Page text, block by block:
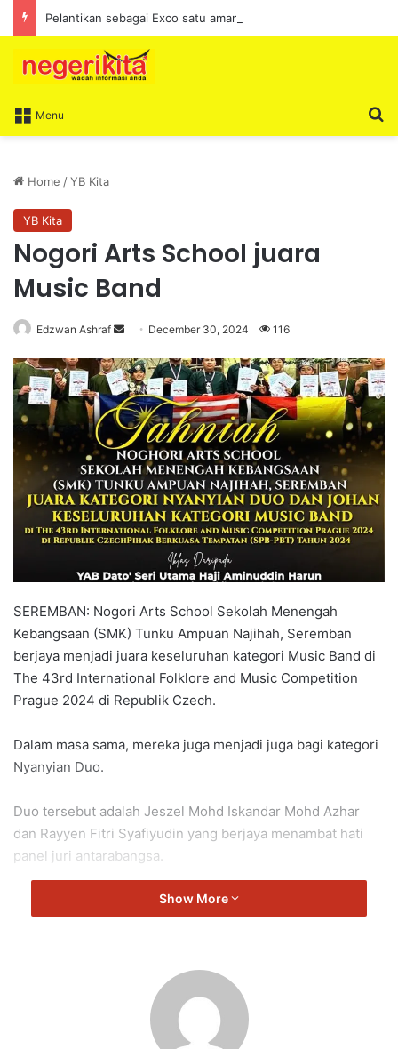
Menu
Home /YB Kita
YB Kita
Nogori Arts School juara
Music Band
Edzwan Ashraf
n
d
a
n
e
m
a
i
l
December 30, 2024 116
SEREMBAN: Nogori Arts School Sekolah Menengah
Kebangsaan (SMK) Tunku Ampuan Najihah, Seremban
berjaya menjadi juara keseluruhan kategori Music Band di
The 43rd International Folklore and Music Competition
Prague 2024 di Republik Czech.
Dalam masa sama, mereka juga menjadi juga bagi kategori
Nyanyian Duo.
Duo tersebut adalah Jeszel Mohd Iskandar Mohd Azhar
dan Rayyen Fitri Syafiyudin yang berjaya menambat hati
panel juri antarabangsa.
Show More